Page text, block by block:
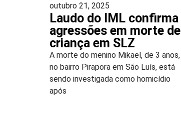
outubro 21, 2025
Laudo do IML confirma
agressões em morte de
criança em SLZ
A morte do menino Mikael, de 3 anos,
no bairro Pirapora em São Luís, está
sendo investigada como homicídio
após